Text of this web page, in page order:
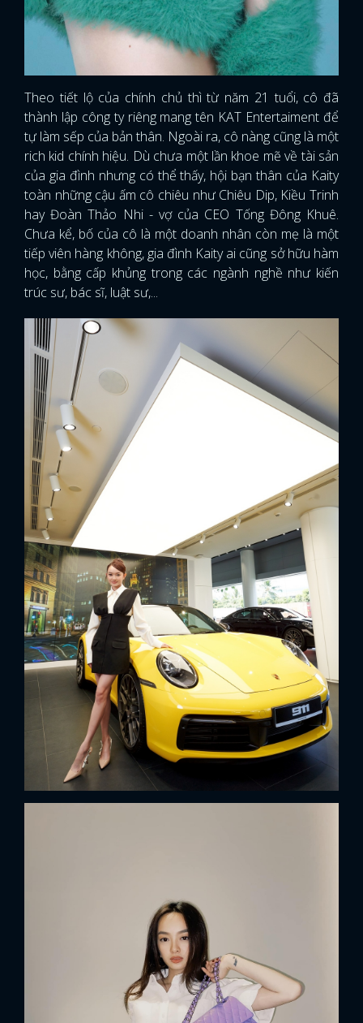
Theo tiết lộ của chính chủ thì từ năm 21 tuổi, cô đã
thành lập công ty riêng mang tên KAT Entertaiment để
tự làm sếp của bản thân. Ngoài ra, cô nàng cũng là một
rich kid chính hiệu. Dù chưa một lần khoe mẽ về tài sản
của gia đình nhưng có thể thấy, hội bạn thân của Kaity
toàn những cậu ấm cô chiêu như Chiêu Dip, Kiều Trinh
hay Đoàn Thảo Nhi - vợ của CEO Tống Đông Khuê.
Chưa kể, bố của cô là một doanh nhân còn mẹ là một
tiếp viên hàng không, gia đình Kaity ai cũng sở hữu hàm
học, bằng cấp khủng trong các ngành nghề như kiến
trúc sư, bác sĩ, luật sư,...